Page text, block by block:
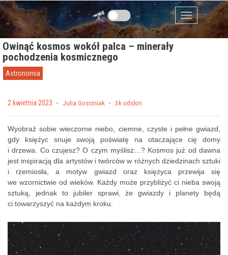
Przejdź do zawartości
Menu
Owinąć kosmos wokół palca – minerały
pochodzenia kosmicznego
Astronomia
Posted on
2 kwietnia 2023 by Julia Gosciniak 3k odsłon
Wyobraź sobie wieczorne niebo, ciemne, czyste i pełne gwiazd,
gdy księżyc snuje swoją poświatę na otaczające cię domy
i drzewa. Co czujesz? O czym myślisz…? Kosmos już od dawna
jest inspiracją dla artystów i twórców w różnych dziedzinach sztuki
i rzemiosła,a motyw gwiazd oraz księżyca przewija się
we wzornictwie od wieków. Każdy może przybliżyć ci nieba swoją
sztuką, jednak to jubiler sprawi, że gwiazdy i planety będą
ci towarzyszyć na każdym kroku.